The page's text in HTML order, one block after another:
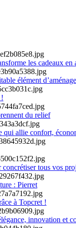
les cadeaux en
élément
du relief
qui allie confort,
tous vos
: Pierret
à Topcret !
innovation et